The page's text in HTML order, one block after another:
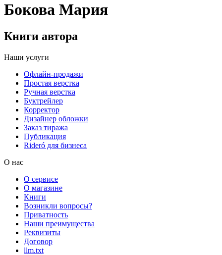
Бокова Мария
Книги автора
Наши услуги
Офлайн-продажи
Простая верстка
Ручная верстка
Буктрейлер
Корректор
Дизайнер обложки
Заказ тиража
Публикация
Rideró для бизнеса
О нас
О сервисе
О магазине
Книги
Возникли вопросы?
Приватность
Наши преимущества
Реквизиты
Договор
llm.txt